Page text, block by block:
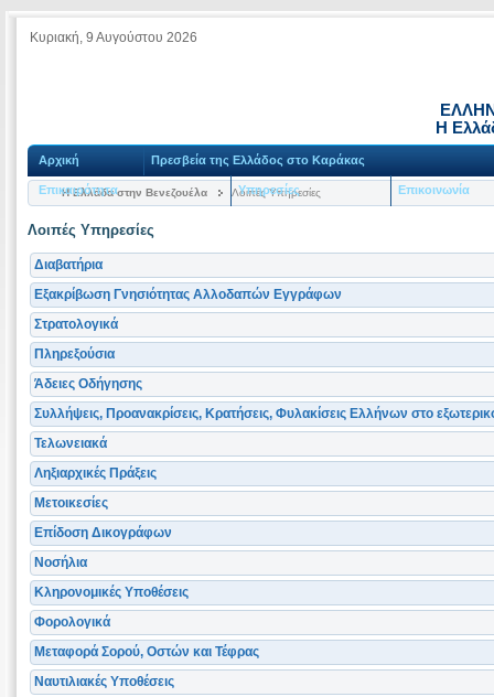
Κυριακή, 9 Αυγούστου 2026
Η
Αρχική Πρεσβεία της Ελλάδος στο Καράκας
Επικαιρότητα Υπηρεσίες Επικοινωνία
Η Ελλάδα στην Βενεζουέλα Λοιπές Υπηρεσίες
Λοιπές Υπηρεσίες
Διαβατήρια
Εξακρίβωση Γνησιότητας Αλλοδαπών Εγγράφων
Στρατολογικά
Πληρεξούσια
Άδειες Οδήγησης
Συλλήψεις, Προανακρίσεις, Κρατήσεις, Φυλακίσεις Ελλήνων στο
Τελωνειακά
Ληξιαρχικές Πράξεις
Μετοικεσίες
Επίδοση Δικογράφων
Νοσήλια
Κληρονομικές Υποθέσεις
Φορολογικά
Μεταφορά Σορού, Οστών και Τέφρας
Ναυτιλιακές Υποθέσεις